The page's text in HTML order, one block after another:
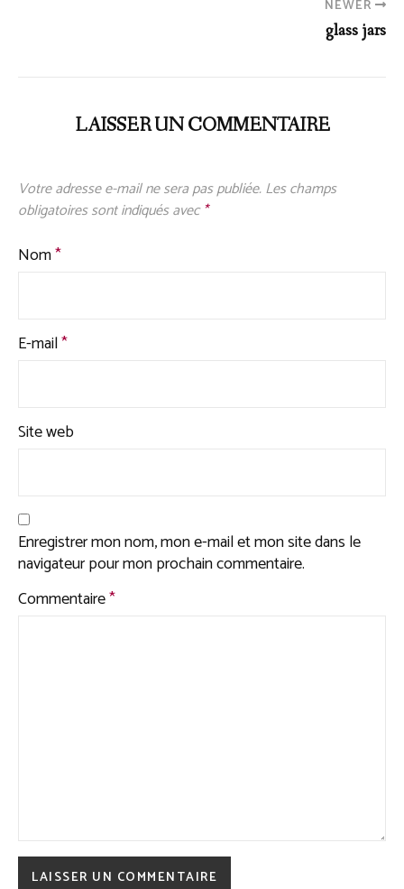
NEWER
glass jars
LAISSER UN COMMENTAIRE
Votre adresse e-mail ne sera pas publiée. Les champs
obligatoires sont indiqués avec*
Nom*
E-mail*
Site web
Enregistrer mon nom, mon e-mail et mon site dans le
navigateur pour mon prochain commentaire.
Commentaire*